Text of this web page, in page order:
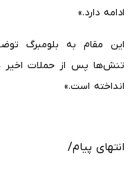
ادامه دارد.»
این مقام به بلومبرگ
تنش‌ها پس از حملات
انداخته است.»
انتهای پیام/